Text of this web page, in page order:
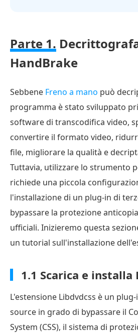
Parte 1.
HandBrake
Sebbene Freno a mano può
programma è stato sviluppato
software di transcodifica video,
convertire il formato video,
file, migliorare la qualità e
Tuttavia, utilizzare lo strumento
richiede una piccola
l'installazione di un plug-in di
bypassare la protezione
ufficiali. Inizieremo questa
un tutorial sull'installazione
1.1 Scarica e installa
L'estensione Libdvdcss è un
source in grado di bypassare il
System (CSS), il sistema di